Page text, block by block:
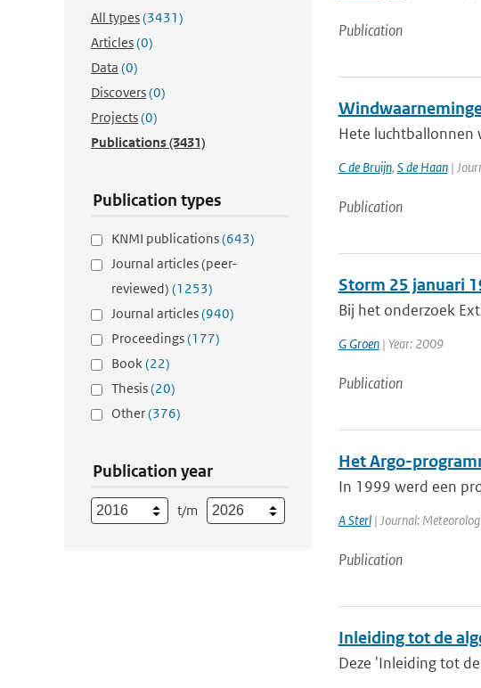
All types(3431)
Articles(0)
Data (0)
Discovers(0)
Projects(0)
Publications(3431)
Publication types
KNMI publications(643)
Journal articles (peer-
reviewed) (1253)
Journal articles(940)
Proceedings(177)
Book(22)
Thesis(20)
Other(376)
Publication year
t/m
Publication
Hete luchtballonnen
C de Bruijn, S de Haan|
Publication
Storm 25 januari
Bij het onderzoek
G Groen| Year: 2009
Publication
Het Argo-
In 1999 werd een
A Sterl| Journal:
Publication
Inleiding tot de
Deze 'Inleiding tot